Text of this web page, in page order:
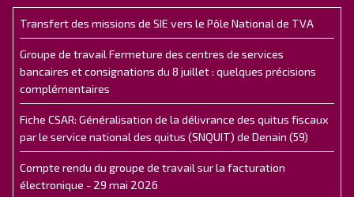
Transfert des missions de SIE vers le Pôle National de TVA
Groupe de travail Fermeture des centres de services
bancaires et consignations du 8 juillet : quelques précisions
complémentaires
Fiche CSAR: Généralisation de la délivrance des quitus fiscaux
par le service national des quitus (SNQUIT) de Denain (59)
Compte rendu du groupe de travail sur la facturation
électronique - 29 mai 2026